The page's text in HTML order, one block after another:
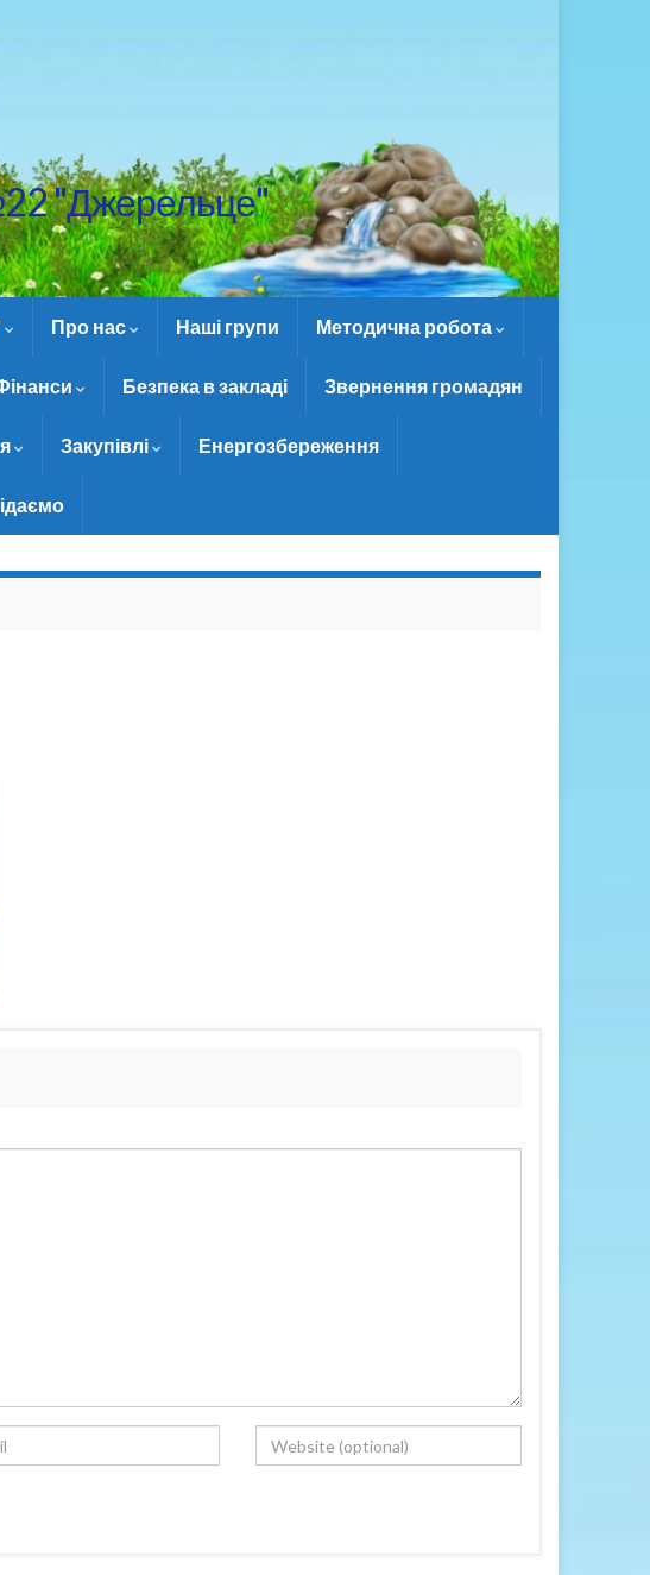
"Джерельце"
Про нас Наші групи Методична робота
Безпека в закладі Звернення громадян
Закупівлі Енергозбереження